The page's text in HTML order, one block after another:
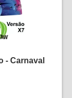
- Carnaval